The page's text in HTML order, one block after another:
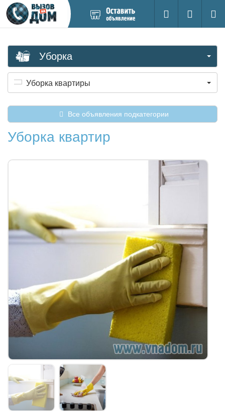
новое
Поиск
Вход на
Уборка
Уборка квартиры
Все объявления подкатегории
Уборка квартир